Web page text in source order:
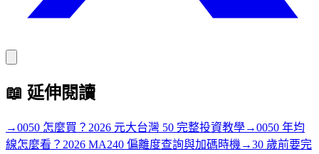
📖 延伸閱讀
→0050 怎麼買？2026 元大台灣 50 完整投資教學→0050 年均
線怎麼看？2026 MA240 偏離度查詢與加碼時機 →30 歲前要完